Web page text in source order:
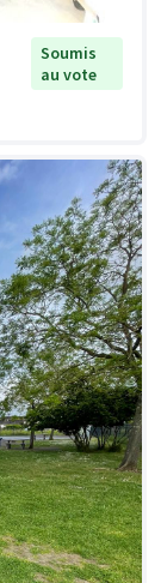
Soumis
au vote